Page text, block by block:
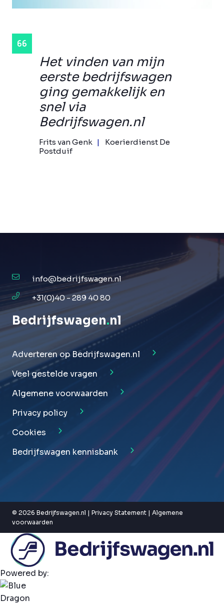
Het vinden van mijn
eerste bedrijfswagen
ging gemakkelijk en
snel via
Bedrijfswagen.nl
Frits van Genk
Koerierdienst De
Postduif
info@bedrijfswagen.nl
+31(0)40 - 289 40 80
Bedrijfswagen.nl
Adverteren op Bedrijfswagen.nl
Veel gestelde vragen
Algemene voorwaarden
Privacy policy
Cookies
Bedrijfswagen kennisbank
© 2026 Bedrijfswagen.nl | Privacy Statement | Algemene
voorwaarden
Powered by: